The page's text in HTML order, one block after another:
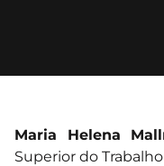
Maria Helena
Superior do Trabalho